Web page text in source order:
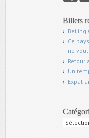
Billets
Beijing
Ce
ne
Retour
Un
Expat